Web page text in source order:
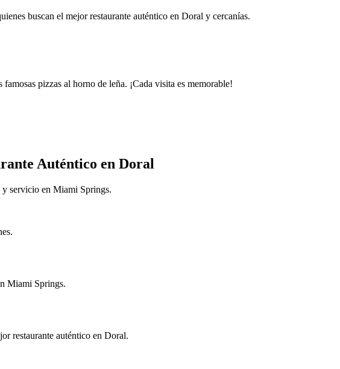
buscan el mejor restaurante auténtico en Doral y cercanías.
pizzas al horno de leña. ¡Cada visita es memorable!
Auténtico en Doral
y servicio en Miami Springs.
Miami Springs.
restaurante auténtico en Doral.